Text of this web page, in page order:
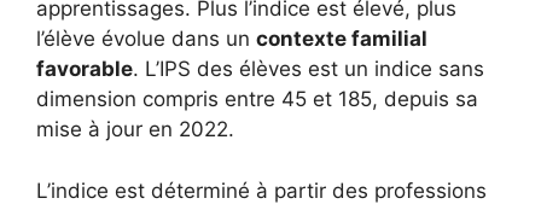
apprentissages. Plus l’indice est élevé, plus
l’élève évolue dans un contexte familial
favorable. L’IPS des élèves est un indice sans
dimension compris entre 45 et 185, depuis sa
mise à jour en 2022.
L’indice est déterminé à partir des professions